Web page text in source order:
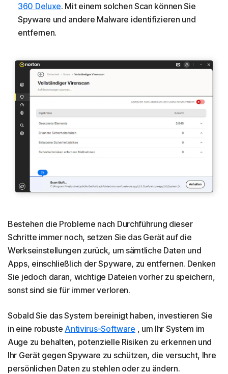
360 Deluxe. Mit einem solchen Scan können Sie
Spyware und andere Malware identifizieren und
entfernen.
Bestehen die Probleme nach Durchführung dieser
Schritte immer noch, setzen Sie das Gerät auf die
Werkseinstellungen zurück, um sämtliche Daten und
Apps, einschließlich der Spyware, zu entfernen. Denken
Sie jedoch daran, wichtige Dateien vorher zu speichern,
sonst sind sie für immer verloren.
Sobald Sie das System bereinigt haben, investieren Sie
in eine robuste Antivirus-Software , um Ihr System im
Auge zu behalten, potenzielle Risiken zu erkennen und
Ihr Gerät gegen Spyware zu schützen, die versucht, Ihre
persönlichen Daten zu stehlen oder zu ändern.